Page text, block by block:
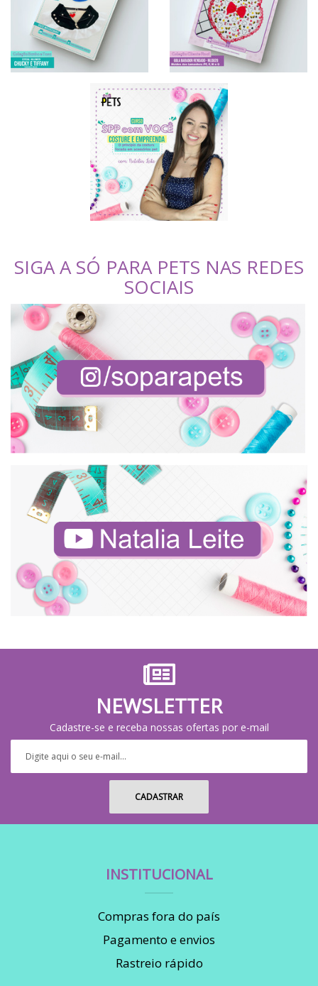
SIGA A SÓ PARA PETS NAS REDES
SOCIAIS
NEWSLETTER
Cadastre-se e receba nossas ofertas por e-mail
INSTITUCIONAL
Compras fora do país
Pagamento e envios
Rastreio rápido